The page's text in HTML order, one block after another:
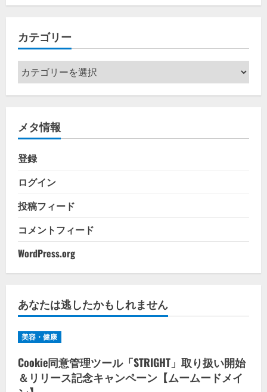
カ
ブ
カテゴリー
カ
テ
ゴ
ー
メタ情報
登録
ログイン
投稿フィード
コメントフィード
WordPress.org
あなたは逃したかもしれません
美容・健康
Cookie同意管理ツール「STRIGHT」取り扱い開始
＆リリース記念キャンペーン【ムームードメイ